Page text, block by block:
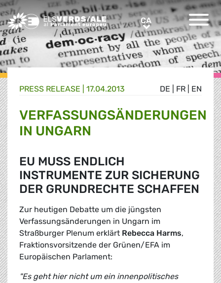
Greens/EFA Home CACA
DE FR EN
PRESS RELEASE | 17.04.2013
VERFASSUNGSÄNDERUNGEN
IN UNGARN
EU MUSS ENDLICH
INSTRUMENTE ZUR SICHERUNG
DER GRUNDRECHTE SCHAFFEN
Zur heutigen Debatte um die jüngsten
Verfassungsänderungen in Ungarn im
Straßburger Plenum erklärt Rebecca Harms,
Fraktionsvorsitzende der Grünen/EFA im
Europäischen Parlament:
"Es geht hier nicht um ein innenpolitisches